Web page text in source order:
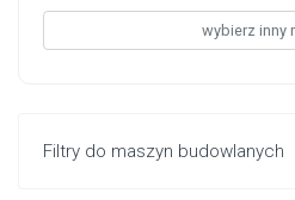
wybierz inny
Filtry do maszyn budowlanych